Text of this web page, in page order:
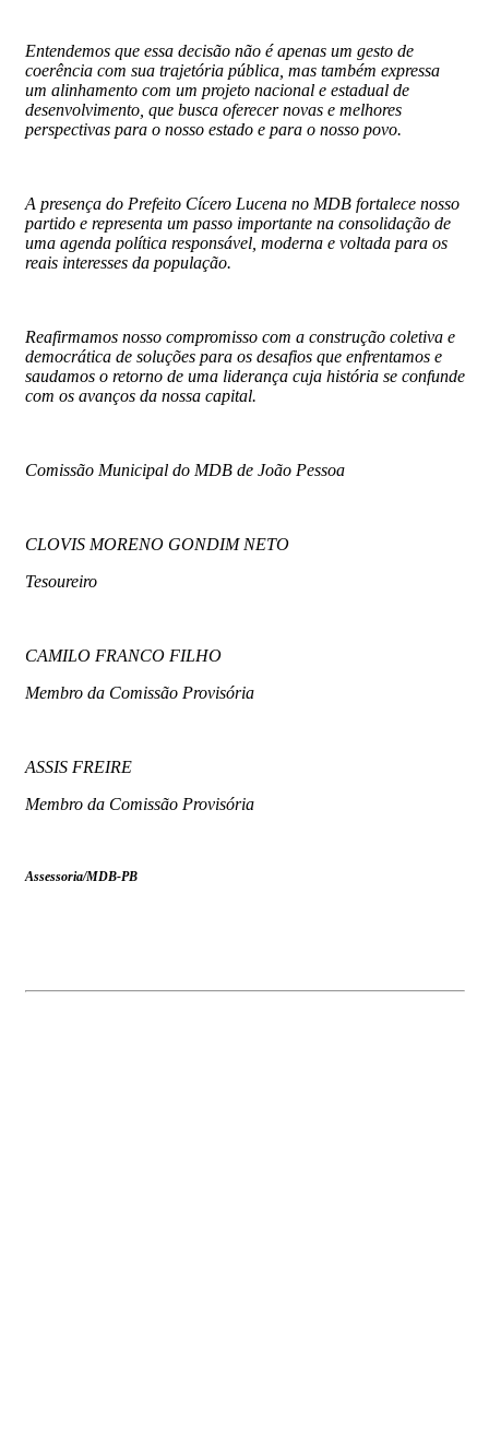
Entendemos que essa decisão não é apenas um gesto de
coerência com sua trajetória pública, mas também expressa
um alinhamento com um projeto nacional e estadual de
desenvolvimento, que busca oferecer novas e melhores
perspectivas para o nosso estado e para o nosso povo.
A presença do Prefeito Cícero Lucena no MDB fortalece nosso
partido e representa um passo importante na consolidação de
uma agenda política responsável, moderna e voltada para os
reais interesses da população.
Reafirmamos nosso compromisso com a construção coletiva e
democrática de soluções para os desafios que enfrentamos e
saudamos o retorno de uma liderança cuja história se confunde
com os avanços da nossa capital.
Comissão Municipal do MDB de João Pessoa
CLOVIS MORENO GONDIM NETO
Tesoureiro
CAMILO FRANCO FILHO
Membro da Comissão Provisória
ASSIS FREIRE
Membro da Comissão Provisória
Assessoria/MDB-PB